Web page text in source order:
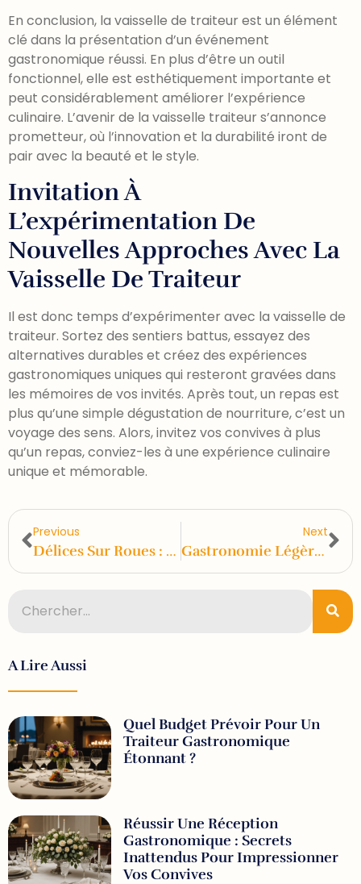
En conclusion, la vaisselle de traiteur est un élément
clé dans la présentation d’un événement
gastronomique réussi. En plus d’être un outil
fonctionnel, elle est esthétiquement importante et
peut considérablement améliorer l’expérience
culinaire. L’avenir de la vaisselle traiteur s’annonce
prometteur, où l’innovation et la durabilité iront de
pair avec la beauté et le style.
Invitation À
L’expérimentation De
Nouvelles Approches Avec La
Vaisselle De Traiteur
Il est donc temps d’expérimenter avec la vaisselle de
traiteur. Sortez des sentiers battus, essayez des
alternatives durables et créez des expériences
gastronomiques uniques qui resteront gravées dans
les mémoires de vos invités. Après tout, un repas est
plus qu’une simple dégustation de nourriture, c’est un
voyage des sens. Alors, invitez vos convives à plus
qu’un repas, conviez-les à une expérience culinaire
unique et mémorable.
Previous
Délices Sur Roues : Exploration Des Meilleurs Food Trucks Italiens
Next
Gastronomie Légère : Recettes De Salades Innovantes Pour Buffet Froid
A Lire Aussi
Quel Budget Prévoir Pour Un
Traiteur Gastronomique
Étonnant ?
Réussir Une Réception
Gastronomique : Secrets
Inattendus Pour Impressionner
Vos Convives